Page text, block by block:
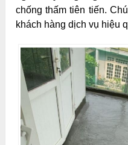
chống thấm tiên tiến.
khách hàng dịch vụ hiệu